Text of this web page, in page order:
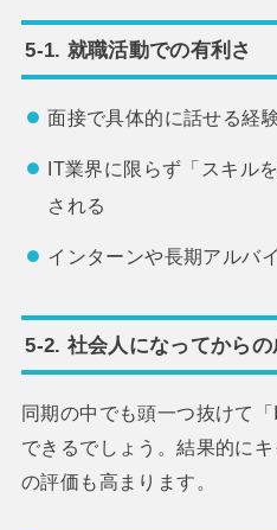
5-1. 就職活動での有利さ
面接で具体的に話せる経
IT業界に限らず「スキル
される
インターンや長期アルバ
5-2. 社会人になってから
同期の中でも頭一つ抜けて
できるでしょう。結果的に
の評価も高まります。